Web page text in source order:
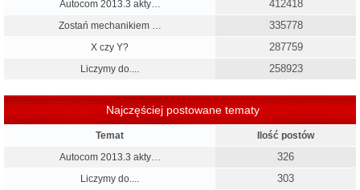
Autocom 2013.3 akty… 412418
Zostań mechanikiem … 335778
X czy Y? 287759
Liczymy do.... 258923
Najczęściej postowane tematy
Temat
Ilość postów
Autocom 2013.3 akty…
326
Liczymy do.... 303